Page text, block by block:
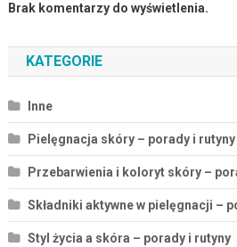
Brak komentarzy do wyświetlenia.
KATEGORIE
Inne
Pielęgnacja skóry – porady i rutyny
Przebarwienia i koloryt skóry –
Składniki aktywne w pielęgnacji –
Styl życia a skóra – porady i rutyny